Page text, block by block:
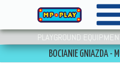
PLAYGROUND
BOCIANIE GNIAZDA -